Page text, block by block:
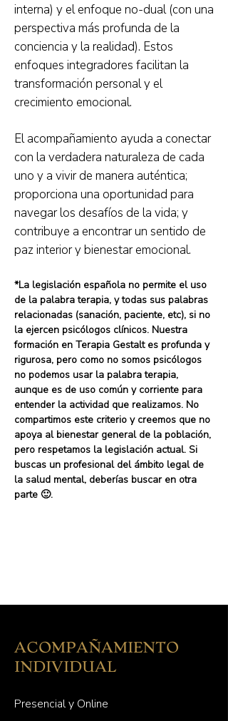
interna) y el enfoque no-dual (con una
perspectiva más profunda de la
conciencia y la realidad). Estos
enfoques integradores facilitan la
transformación personal y el
crecimiento emocional.
El acompañamiento ayuda a conectar
con la verdadera naturaleza de cada
uno y a vivir de manera auténtica;
proporciona una oportunidad para
navegar los desafíos de la vida; y
contribuye a encontrar un sentido de
paz interior y bienestar emocional.
*La legislación española no permite el uso
de la palabra terapia, y todas sus palabras
relacionadas (sanación, paciente, etc), si no
la ejercen psicólogos clínicos. Nuestra
formación en Terapia Gestalt es profunda y
rigurosa, pero como no somos psicólogos
no podemos usar la palabra terapia,
aunque es de uso común y corriente para
entender la actividad que realizamos. No
compartimos este criterio y creemos que no
apoya al bienestar general de la población,
pero respetamos la legislación actual. Si
buscas un profesional del ámbito legal de
la salud mental, deberías buscar en otra
parte 🙂.
ACOMPAÑAMIENTO
INDIVIDUAL
Presencial y Online